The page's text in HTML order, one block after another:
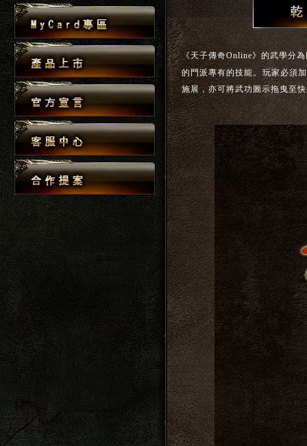
《天子傳奇Online》的武學分
的門派專有的技能。玩家必須
施展，亦可將武功圖示拖曳至